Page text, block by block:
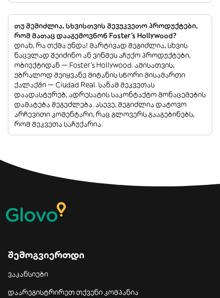
თუ შემიძლია, სხვისთვის შევუკვეთო პროდუქტები,
რომ მათაც დააგემოვნონ Foster's Hollywood?
დიახ, რა თქმა უნდა! მარტივად შეგიძლია, სხვის
ნაცვლად შეიძინო ან ვინმეს აჩუქო პროდუქტები,
ობიექტიდან — Foster's Hollywood. ამისათვის,
უბრალოდ შეიყვანე მიტანის სწორი მისამართი
ქალაქში — Ciudad Real. სანამ შეკვეთას
დაადასტურებ, ადრესატის საკონტაქტო მონაცემების
დამატება შეგეძლება. ასევე, შეგიძლია დატოვო
არჩევითი კომენტარი, რაც გლოვერს გააგებინებს,
რომ შეკვეთა საჩუქარია.
შემოგვიერთდი
ვაკანსიები
დაარეგისტრირეთ თქვენი კომპანია